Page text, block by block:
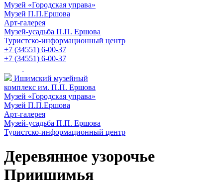
Музей «Городская управа»
Музей П.П.Ершова
Арт-галерея
Музей-усадьба П.П. Ершова
Туристско-информационный центр
+7 (34551) 6-00-37
+7 (34551) 6-00-37
Ишимский музейный
комплекс им. П.П. Ершова
Музей «Городская управа»
Музей П.П.Ершова
Арт-галерея
Музей-усадьба П.П. Ершова
Туристско-информационный центр
Деревянное узорочье
Приишимья